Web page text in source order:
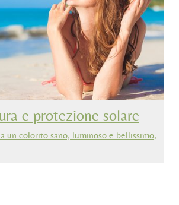
e protezione solare
un colorito sano, luminoso e bellissimo,